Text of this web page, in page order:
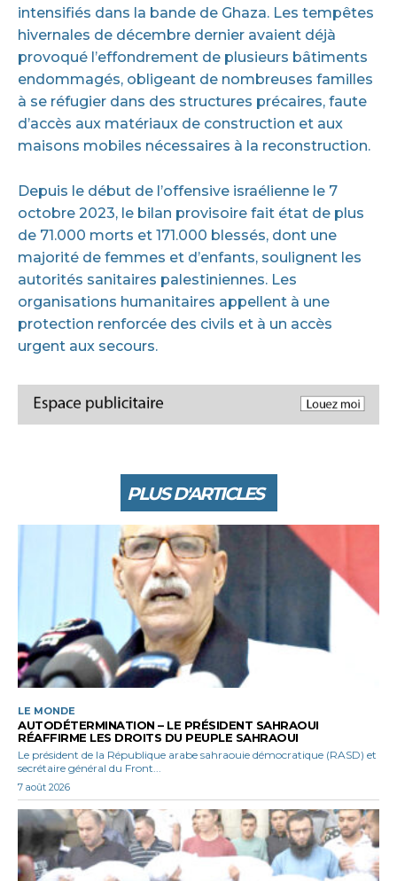
intensifiés dans la bande de Ghaza. Les tempêtes
hivernales de décembre dernier avaient déjà
provoqué l’effondrement de plusieurs bâtiments
endommagés, obligeant de nombreuses familles
à se réfugier dans des structures précaires, faute
d’accès aux matériaux de construction et aux
maisons mobiles nécessaires à la reconstruction.
Depuis le début de l’offensive israélienne le 7
octobre 2023, le bilan provisoire fait état de plus
de 71.000 morts et 171.000 blessés, dont une
majorité de femmes et d’enfants, soulignent les
autorités sanitaires palestiniennes. Les
organisations humanitaires appellent à une
protection renforcée des civils et à un accès
urgent aux secours.
PLUS D'ARTICLES
LE MONDE
AUTODÉTERMINATION – LE PRÉSIDENT SAHRAOUI
RÉAFFIRME LES DROITS DU PEUPLE SAHRAOUI
Le président de la République arabe sahraouie démocratique (RASD) et
secrétaire général du Front...
7 août 2026